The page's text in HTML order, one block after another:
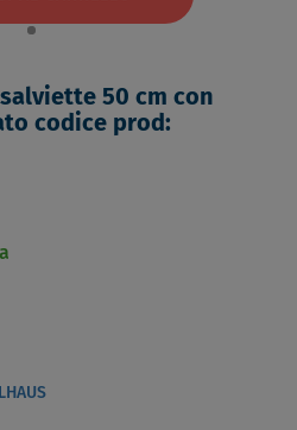
50 cm con
codice prod: